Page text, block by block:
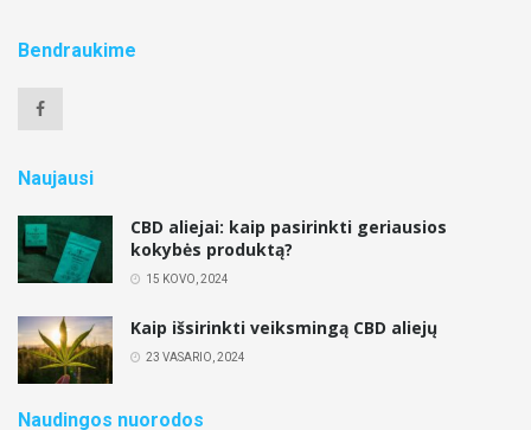
Bendraukime
Naujausi
CBD aliejai: kaip pasirinkti geriausios
kokybės produktą?
15 KOVO, 2024
Kaip išsirinkti veiksmingą CBD aliejų
23 VASARIO, 2024
Naudingos nuorodos